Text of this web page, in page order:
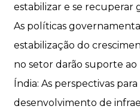
estabilizar e se recuperar
As políticas
estabilização do
no setor darão suporte ao
Índia: As perspectivas
desenvolvimento de